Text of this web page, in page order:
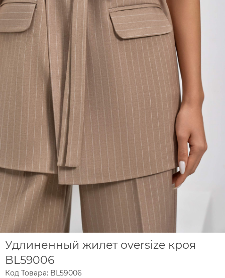
Удлиненный жилет oversize кроя
BL59006
Код Товара: BL59006